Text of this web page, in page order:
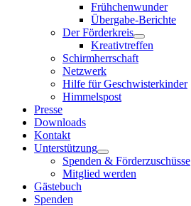
Frühchenwunder
Übergabe-Berichte
Der Förderkreis
Kreativtreffen
Schirmherrschaft
Netzwerk
Hilfe für Geschwisterkinder
Himmelspost
Presse
Downloads
Kontakt
Unterstützung
Spenden & Förderzuschüsse
Mitglied werden
Gästebuch
Spenden